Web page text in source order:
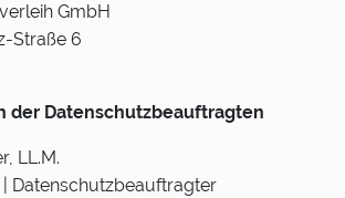
GmbH
Straße 6
der Datenschutzbeauftragten
LL.M.
| Datenschutzbeauftragter